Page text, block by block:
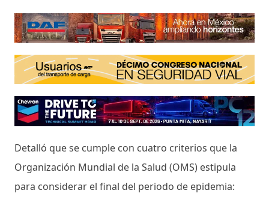
Detalló que se cumple con cuatro criterios que la
Organización Mundial de la Salud (OMS) estipula
para considerar el final del periodo de epidemia: